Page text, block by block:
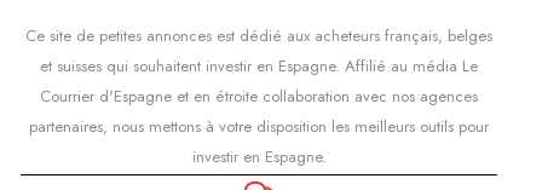
Ce site de petites annonces est dédié aux acheteurs français, belges
et suisses qui souhaitent investir en Espagne. Affilié au média Le
Courrier d'Espagne et en étroite collaboration avec nos agences
partenaires, nous mettons à votre disposition les meilleurs outils pour
investir en Espagne.